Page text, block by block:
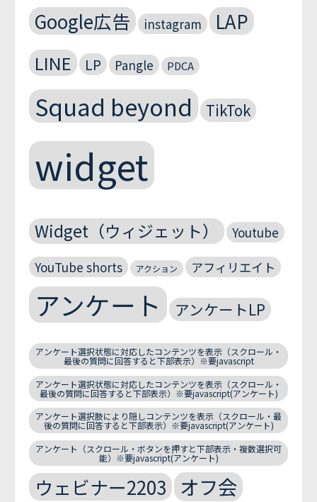
Google広告 instagram LAP
LINE LP Pangle PDCA
Squad beyond TikTok
widget
Widget（ウィジェット）
Youtube
YouTube shorts
アクション アフィリエイト
アンケート アンケートLP
アンケート選択状態に対応したコンテンツを表示（スクロール・
最後の質問に回答すると下部表示）※要javascript
アンケート選択状態に対応したコンテンツを表示（スクロール・
最後の質問に回答すると下部表示）※要javascript(アンケート)
アンケート選択肢により隠しコンテンツを表示（スクロール・最
後の質問に回答すると下部表示）※要javascript(アンケート)
アンケート（スクロール・ボタンを押すと下部表示・複数選択可
能）※要javascript(アンケート)
ウェビナー2203 オフ会